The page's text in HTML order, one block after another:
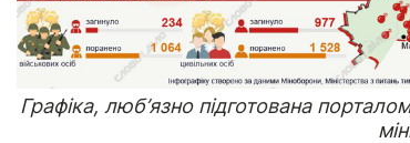
Графіка, люб’язно підготована